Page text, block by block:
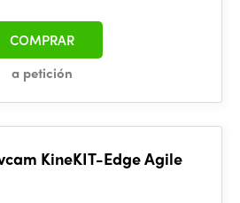
a petición
COMPRAR
KineKIT-Edge Agile